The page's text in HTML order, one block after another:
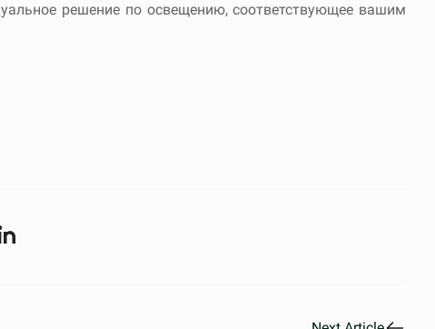
решение по освещению, соответствующее вашим